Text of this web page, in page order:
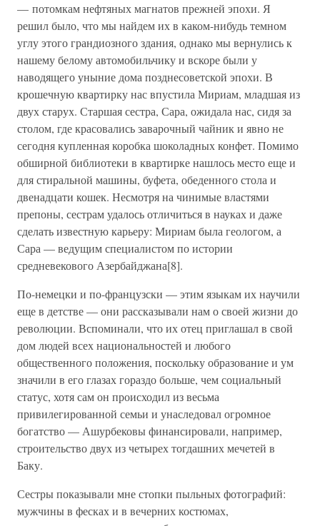
— потомкам нефтяных магнатов прежней эпохи. Я
решил было, что мы найдем их в каком-нибудь темном
углу этого грандиозного здания, однако мы вернулись к
нашему белому автомобильчику и вскоре были у
наводящего уныние дома позднесоветской эпохи. В
крошечную квартирку нас впустила Мириам, младшая из
двух старух. Старшая сестра, Сара, ожидала нас, сидя за
столом, где красовались заварочный чайник и явно не
сегодня купленная коробка шоколадных конфет. Помимо
обширной библиотеки в квартирке нашлось место еще и
для стиральной машины, буфета, обеденного стола и
двенадцати кошек. Несмотря на чинимые властями
препоны, сестрам удалось отличиться в науках и даже
сделать известную карьеру: Мириам была геологом, а
Сара — ведущим специалистом по истории
средневекового Азербайджана[8].
По-немецки и по-французски — этим языкам их научили
еще в детстве — они рассказывали нам о своей жизни до
революции. Вспоминали, что их отец приглашал в свой
дом людей всех национальностей и любого
общественного положения, поскольку образование и ум
значили в его глазах гораздо больше, чем социальный
статус, хотя сам он происходил из весьма
привилегированной семьи и унаследовал огромное
богатство — Ашурбековы финансировали, например,
строительство двух из четырех тогдашних мечетей в
Баку.
Сестры показывали мне стопки пыльных фотографий:
мужчины в фесках и в вечерних костюмах,